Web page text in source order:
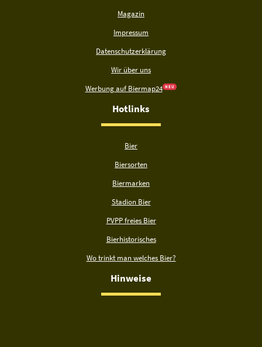
Magazin
Impressum
Datenschutzerklärung
Wir über uns
Werbung auf Biermap24 N E U
Hotlinks
Bier
Biersorten
Biermarken
Stadion Bier
PVPP freies Bier
Bierhistorisches
Wo trinkt man welches Bier?
Hinweise